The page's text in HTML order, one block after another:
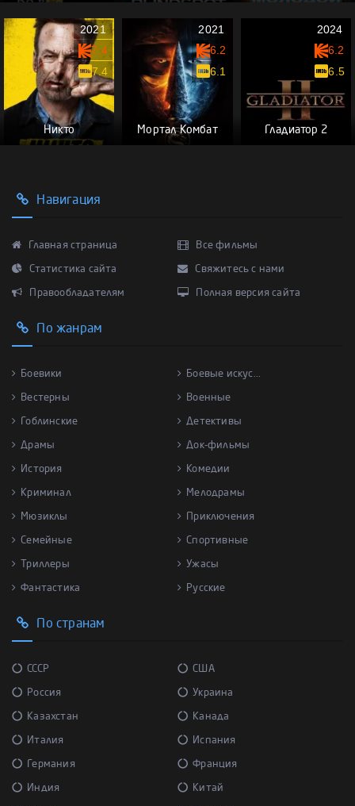
Никто
2021
7.4
7.4
Мортал Комбат
2021
6.2
6.1
Гладиатор 2
2024
6.2
6.5
Навигация
Главная страница Все фильмы
Статистика сайта Свяжитесь с нами
Правообладателям Полная версия сайта
По жанрам
Боевики Боевые искус...
Вестерны Военные
Гоблинские Детективы
Драмы Док-фильмы
История Комедии
Криминал Мелодрамы
Мюзиклы Приключения
Семейные Спортивные
Триллеры Ужасы
Фантастика Русские
По странам
СССР США
Россия Украина
Казахстан Канада
Италия Испания
Германия Франция
Индия Китай